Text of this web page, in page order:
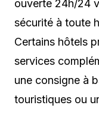
ouverte 24h/24
sécurité à toute
Certains hôtels
services
une consigne à
touristiques ou